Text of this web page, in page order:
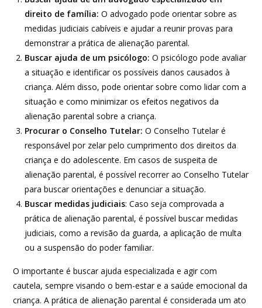
direito de família: O advogado pode orientar sobre as
medidas judiciais cabíveis e ajudar a reunir provas para
demonstrar a prática de alienação parental.
Buscar ajuda de um psicólogo: O psicólogo pode avaliar
a situação e identificar os possíveis danos causados à
criança. Além disso, pode orientar sobre como lidar com a
situação e como minimizar os efeitos negativos da
alienação parental sobre a criança.
Procurar o Conselho Tutelar: O Conselho Tutelar é
responsável por zelar pelo cumprimento dos direitos da
criança e do adolescente. Em casos de suspeita de
alienação parental, é possível recorrer ao Conselho Tutelar
para buscar orientações e denunciar a situação.
Buscar medidas judiciais: Caso seja comprovada a
prática de alienação parental, é possível buscar medidas
judiciais, como a revisão da guarda, a aplicação de multa
ou a suspensão do poder familiar.
O importante é buscar ajuda especializada e agir com
cautela, sempre visando o bem-estar e a saúde emocional da
criança. A prática de alienação parental é considerada um ato